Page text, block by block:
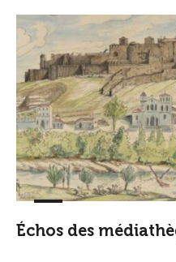
Échos des